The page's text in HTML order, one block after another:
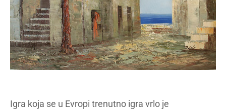
Igra koja se u Evropi trenutno igra vrlo je